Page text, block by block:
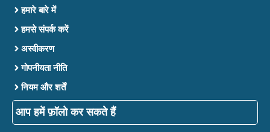
हमारे बारे में
हमसे संपर्क करें
अस्वीकरण
गोपनीयता नीति
नियम और शर्तें
आप हमें फ़ॉलो कर सकते हैं